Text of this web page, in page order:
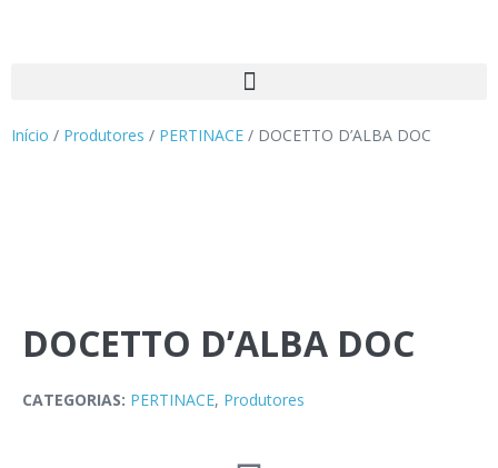
Início / Produtores / PERTINACE / DOCETTO D’ALBA DOC
DOCETTO D’ALBA DOC
CATEGORIAS: PERTINACE, Produtores